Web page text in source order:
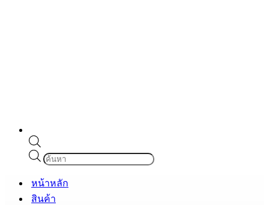
Products
search
หน้าหลัก
สินค้า